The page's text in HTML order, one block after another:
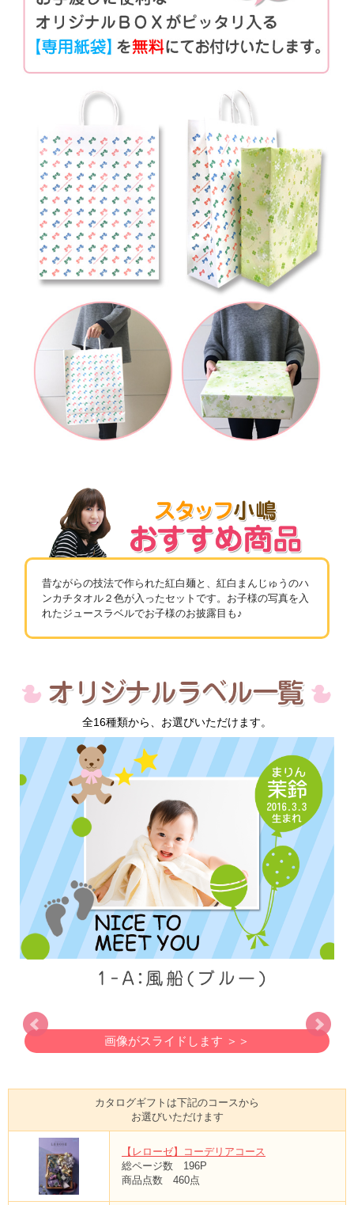
昔ながらの技法で作られた紅白麺と、紅白まんじゅうのハ
ンカチタオル２色が入ったセットです。お子様の写真を入
れたジュースラベルでお子様のお披露目も♪
全16種類から、お選びいただけます。
画像がスライドします ＞＞
カタログギフトは下記のコースから
お選びいただけます
【レローゼ】コーデリアコース
総ページ数 196P
商品点数 460点